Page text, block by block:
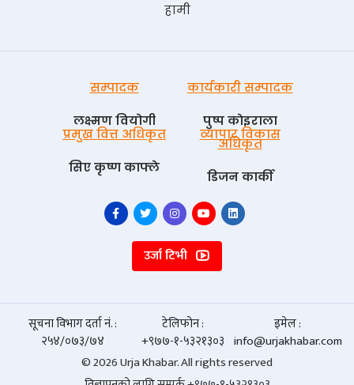
हामी
सम्पादक
लक्ष्मण वियोगी
कार्यकारी सम्पादक
पुष्प काेइराला
प्रमुख वित्त अधिकृत
सिए कृष्ण काफ्ले
व्यापार विकास
अधिकृत
डिजन कार्की
उर्जा टिभी
सूचना विभाग दर्ता नं. :
२५४/०७३/७४
टेलिफोन :
+९७७-१-५३२१३०३
इमेल :
info@urjakhabar.com
© 2026 Urja Khabar. All rights reserved